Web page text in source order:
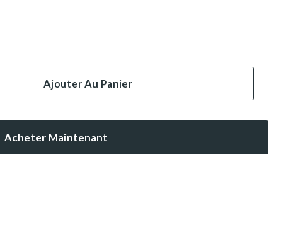
Ajouter Au Panier
Acheter Maintenant